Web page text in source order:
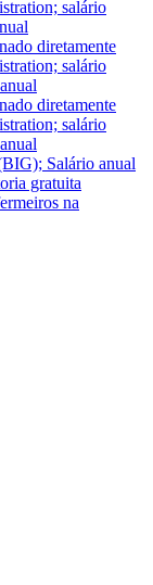
salário
diretamente
salário
diretamente
salário
Salário anual
gratuita
na